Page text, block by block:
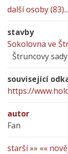
další osoby (83)...
stavby
Sokolovna ve
Štruncovy
související
https://
autor
Fan
starší »» ««